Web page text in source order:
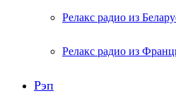
Релакс радио из
Релакс радио из
Рэп